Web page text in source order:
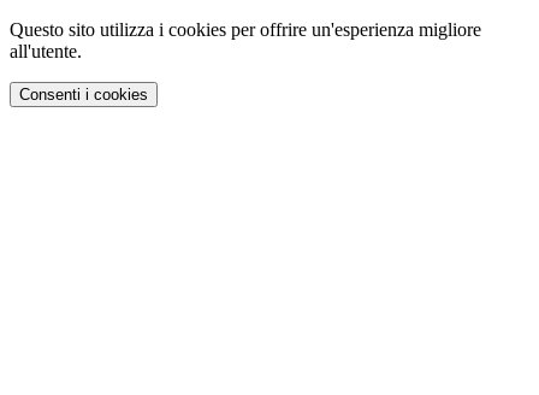
Questo sito utilizza i cookies per offrire un'esperienza migliore
all'utente.
Consenti i cookies